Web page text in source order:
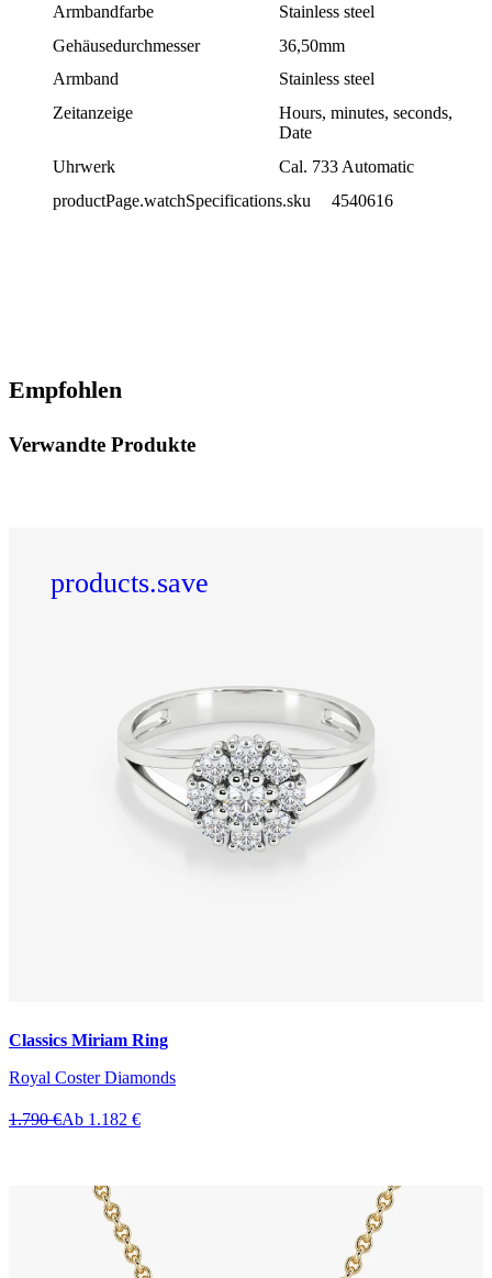
Armbandfarbe
Stainless steel
Gehäusedurchmesser
36,50mm
Armband
Stainless steel
Zeitanzeige
Hours, minutes, seconds,
Date
Uhrwerk
Cal. 733 Automatic
productPage.watchSpecifications.sku
4540616
Empfohlen
Verwandte Produkte
products.save
Classics Miriam Ring
Royal Coster Diamonds
1.790 €Ab 1.182 €